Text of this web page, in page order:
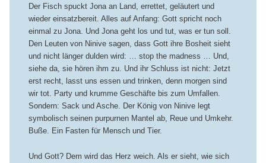
Der Fisch spuckt Jona an Land, errettet, geläutert und
wieder einsatzbereit. Alles auf Anfang: Gott spricht noch
einmal zu Jona. Und Jona geht los und tut, was er tun soll.
Den Leuten von Ninive sagen, dass Gott ihre Bosheit sieht
und nicht länger dulden wird: … stop the madness … Und,
siehe da, sie hören ihm zu. Und ihr Schluss ist nicht: Jetzt
erst recht, lasst uns essen und trinken, denn morgen sind
wir tot. Party und krumme Geschäfte bis zum Umfallen.
Sondern: Sack und Asche. Der König von Ninive legt
symbolisch seinen purpurnen Mantel ab, Reue und Umkehr.
Buße. Ein Fasten für Mensch und Tier.
Und Gott? Dem wird das Herz weich. Als er sieht, wie sich